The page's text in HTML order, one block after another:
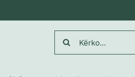
Search
for: